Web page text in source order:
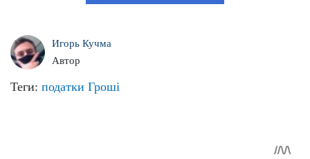
Игорь Кучма
Автор
Теги: податки Гроші